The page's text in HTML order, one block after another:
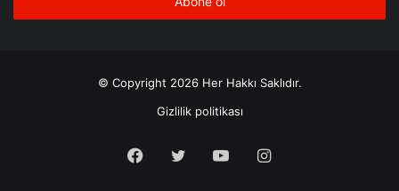
© Copyright 2026 Her Hakkı Saklıdır.
Gizlilik politikası
Facebook
X YouTubeInstagram